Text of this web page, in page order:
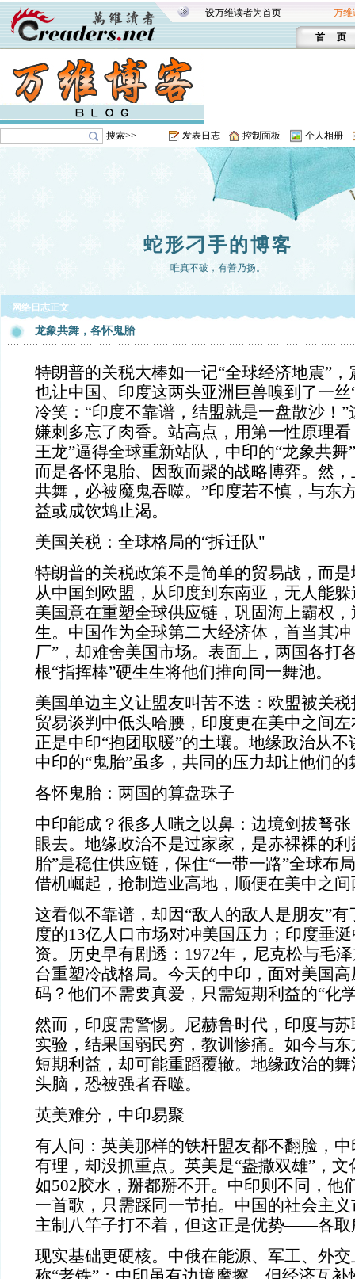
设万维读者为首页 万维
首 页
搜索>> 发表日志 控制面板 个人相册
蛇形刁手的博客
唯真不破，有善乃扬。
网络日志正文
龙象共舞，各怀鬼胎
特朗普的关税大棒如一记“全球经济地震”
也让中国、印度这两头亚洲巨兽嗅到了一丝
冷笑：“印度不靠谱，结盟就是一盘散沙！
嫌刺多忘了肉香。站高点，用第一性原理
王龙”逼得全球重新站队，中印的“龙象共舞
而是各怀鬼胎、因敌而聚的战略博弈。然
共舞，必被魔鬼吞噬。”印度若不慎，与东
益或成饮鸩止渴。
美国关税：全球格局的“拆迁队"
特朗普的关税政策不是简单的贸易战，而是
从中国到欧盟，从印度到东南亚，无人能
美国意在重塑全球供应链，巩固海上霸权
生。中国作为全球第二大经济体，首当其
厂”，却难舍美国市场。表面上，两国各打
根“指挥棒”硬生生将他们推向同一舞池。
美国单边主义让盟友叫苦不迭：欧盟被关
贸易谈判中低头哈腰，印度更在美中之间
正是中印“抱团取暖”的土壤。地缘政治从
中印的“鬼胎”虽多，共同的压力却让他们
各怀鬼胎：两国的算盘珠子
中印能成？很多人嗤之以鼻：边境剑拔弩
眼去。地缘政治不是过家家，是赤裸裸的
胎”是稳住供应链，保住“一带一路”全球布
借机崛起，抢制造业高地，顺便在美中之
这看似不靠谱，却因“敌人的敌人是朋友”
度的13亿人口市场对冲美国压力；印度垂
资。历史早有剧透：1972年，尼克松与毛
台重塑冷战格局。今天的中印，面对美国
码？他们不需要真爱，只需短期利益的“化
然而，印度需警惕。尼赫鲁时代，印度与
实验，结果国弱民穷，教训惨痛。如今与
短期利益，却可能重蹈覆辙。地缘政治的
头脑，恐被强者吞噬。
英美难分，中印易聚
有人问：英美那样的铁杆盟友都不翻脸，
有理，却没抓重点。英美是“盎撒双雄”，
如502胶水，掰都掰不开。中印则不同，他
一首歌，只需踩同一节拍。中国的社会主
主制八竿子打不着，但这正是优势——各取
现实基础更硬核。中俄在能源、军工、外